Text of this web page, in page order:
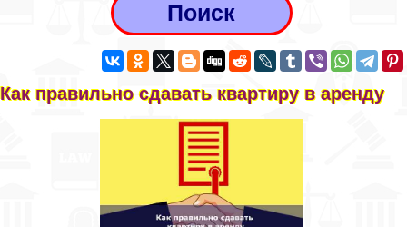
Как правильно сдавать квартиру в аренду